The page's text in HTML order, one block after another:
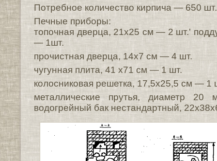
Потребное количество кирпича — 650 шт.
Печные приборы:
топочная дверца, 21x25 см — 2 шт.'
— 1шт.
прочистная дверца, 14x7 см — 4 шт.
чугунная плита, 41 х71 см — 1 шт.
колосниковая решетка, 17,5x25,5 см — 1
металлические прутья,
водогрейный бак нестандартный,